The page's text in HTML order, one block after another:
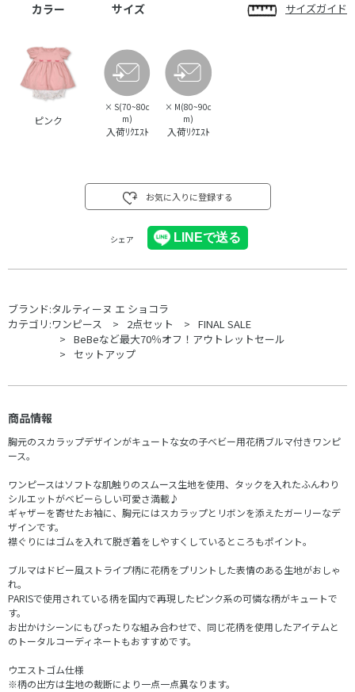
カラー サイズ サイズガイド
ピンク
× S(70~80c
m)
入荷ﾘｸｴｽﾄ
× M(80~90c
m)
入荷ﾘｸｴｽﾄ
お気に入りに登録する
シェア
ブランド:タルティーヌ エ ショコラ
カテゴリ:ワンピース 2点セット
FINAL SALE
BeBeなど最大70％オフ！アウトレットセール
セットアップ
商品情報
胸元のスカラップデザインがキュートな女の子ベビー用花柄ブルマ付きワンピ
ース。
ワンピースはソフトな肌触りのスムース生地を使用、タックを入れたふんわり
シルエットがベビーらしい可愛さ満載♪
ギャザーを寄せたお袖に、胸元にはスカラップとリボンを添えたガーリーなデ
ザインです。
襟ぐりにはゴムを入れて脱ぎ着をしやすくしているところもポイント。
ブルマはドビー風ストライプ柄に花柄をプリントした表情のある生地がおしゃ
れ。
PARISで使用されている柄を国内で再現したピンク系の可憐な柄がキュートで
す。
お出かけシーンにもぴったりな組み合わせで、同じ花柄を使用したアイテムと
のトータルコーディネートもおすすめです。
ウエストゴム仕様
※柄の出方は生地の裁断により一点一点異なります。